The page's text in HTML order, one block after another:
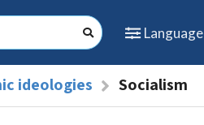
Language
ideologies Socialism